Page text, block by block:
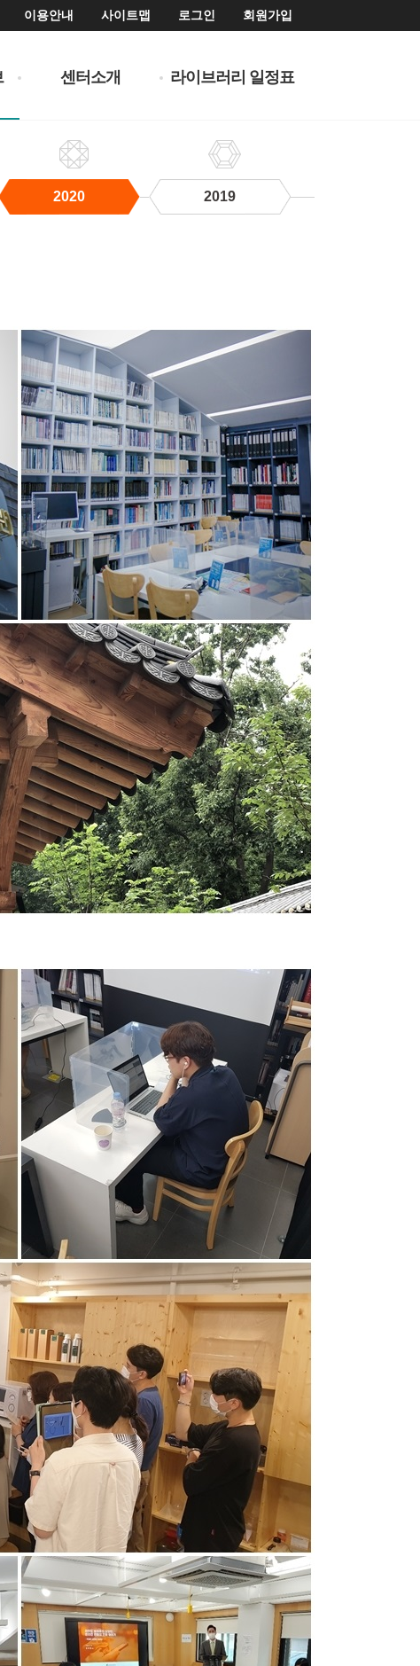
이용안내 사이트맵 로그인 회원가입
센터소개 라이브러리 일정표
2020 2019